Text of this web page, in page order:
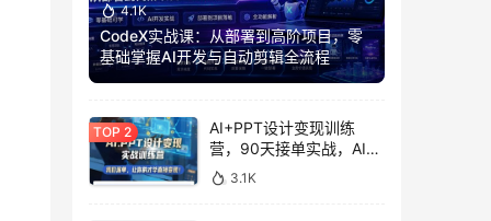
4.1K
CodeX实战课：从部署到高阶项目，零
基础掌握AI开发与自动剪辑全流程
AI+PPT设计变现训练
营，90天接单实战，AI工
具赋能副业赚钱
3.1K